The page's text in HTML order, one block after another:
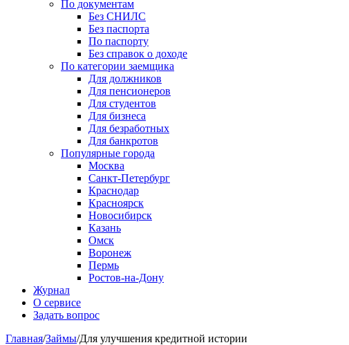
По документам
Без СНИЛС
Без паспорта
По паспорту
Без справок о доходе
По категории заемщика
Для должников
Для пенсионеров
Для студентов
Для бизнеса
Для безработных
Для банкротов
Популярные города
Москва
Санкт-Петербург
Краснодар
Красноярск
Новосибирск
Казань
Омск
Воронеж
Пермь
Ростов-на-Дону
Журнал
О сервисе
Задать вопрос
Главная/Займы/Для улучшения кредитной истории